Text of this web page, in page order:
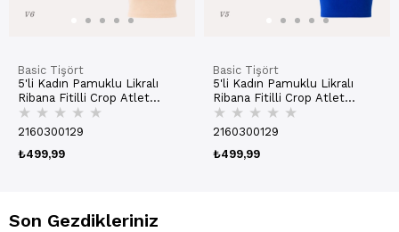
Basic Tişört
5'li Kadın Pamuklu Likralı
Ribana Fitilli Crop Atlet
Tişört | 27120
★ ★ ★ ★ ★
2160300129
₺499,99
Basic Tişört
5'li Kadın Pamuklu Likralı
Ribana Fitilli Crop Atlet
Tişört | 27120
★ ★ ★ ★ ★
2160300129
₺499,99
Son Gezdikleriniz